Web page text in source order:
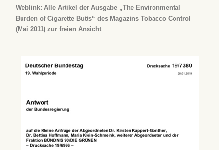
Weblink: Alle Artikel der Ausgabe „The Environmental
Burden of Cigarette Butts“ des Magazins Tobacco Control
(Mai 2011) zur freien Ansicht